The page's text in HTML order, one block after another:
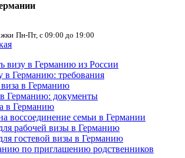
Пн-Пт, с 09:00 до 19:00
визу в Германию из России
в Германию: требования
в Германию
в Германию: документы
в Германию
воссоединение семьи в Германии
рабочей визы в Германию
гостевой визы в Германию
по приглашению родственников